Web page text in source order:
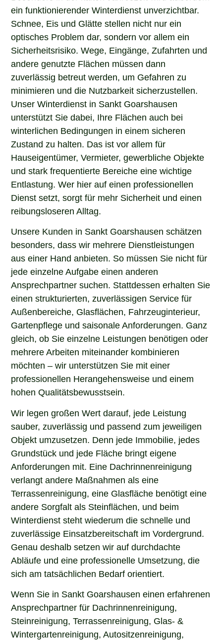
ein funktionierender Winterdienst unverzichtbar.
Schnee, Eis und Glätte stellen nicht nur ein
optisches Problem dar, sondern vor allem ein
Sicherheitsrisiko. Wege, Eingänge, Zufahrten und
andere genutzte Flächen müssen dann
zuverlässig betreut werden, um Gefahren zu
minimieren und die Nutzbarkeit sicherzustellen.
Unser Winterdienst in Sankt Goarshausen
unterstützt Sie dabei, Ihre Flächen auch bei
winterlichen Bedingungen in einem sicheren
Zustand zu halten. Das ist vor allem für
Hauseigentümer, Vermieter, gewerbliche Objekte
und stark frequentierte Bereiche eine wichtige
Entlastung. Wer hier auf einen professionellen
Dienst setzt, sorgt für mehr Sicherheit und einen
reibungsloseren Alltag.
Unsere Kunden in Sankt Goarshausen schätzen
besonders, dass wir mehrere Dienstleistungen
aus einer Hand anbieten. So müssen Sie nicht für
jede einzelne Aufgabe einen anderen
Ansprechpartner suchen. Stattdessen erhalten Sie
einen strukturierten, zuverlässigen Service für
Außenbereiche, Glasflächen, Fahrzeuginterieur,
Gartenpflege und saisonale Anforderungen. Ganz
gleich, ob Sie einzelne Leistungen benötigen oder
mehrere Arbeiten miteinander kombinieren
möchten – wir unterstützen Sie mit einer
professionellen Herangehensweise und einem
hohen Qualitätsbewusstsein.
Wir legen großen Wert darauf, jede Leistung
sauber, zuverlässig und passend zum jeweiligen
Objekt umzusetzen. Denn jede Immobilie, jedes
Grundstück und jede Fläche bringt eigene
Anforderungen mit. Eine Dachrinnenreinigung
verlangt andere Maßnahmen als eine
Terrassenreinigung, eine Glasfläche benötigt eine
andere Sorgfalt als Steinflächen, und beim
Winterdienst steht wiederum die schnelle und
zuverlässige Einsatzbereitschaft im Vordergrund.
Genau deshalb setzen wir auf durchdachte
Abläufe und eine professionelle Umsetzung, die
sich am tatsächlichen Bedarf orientiert.
Wenn Sie in Sankt Goarshausen einen erfahrenen
Ansprechpartner für Dachrinnenreinigung,
Steinreinigung, Terrassenreinigung, Glas- &
Wintergartenreinigung, Autositzenreinigung,